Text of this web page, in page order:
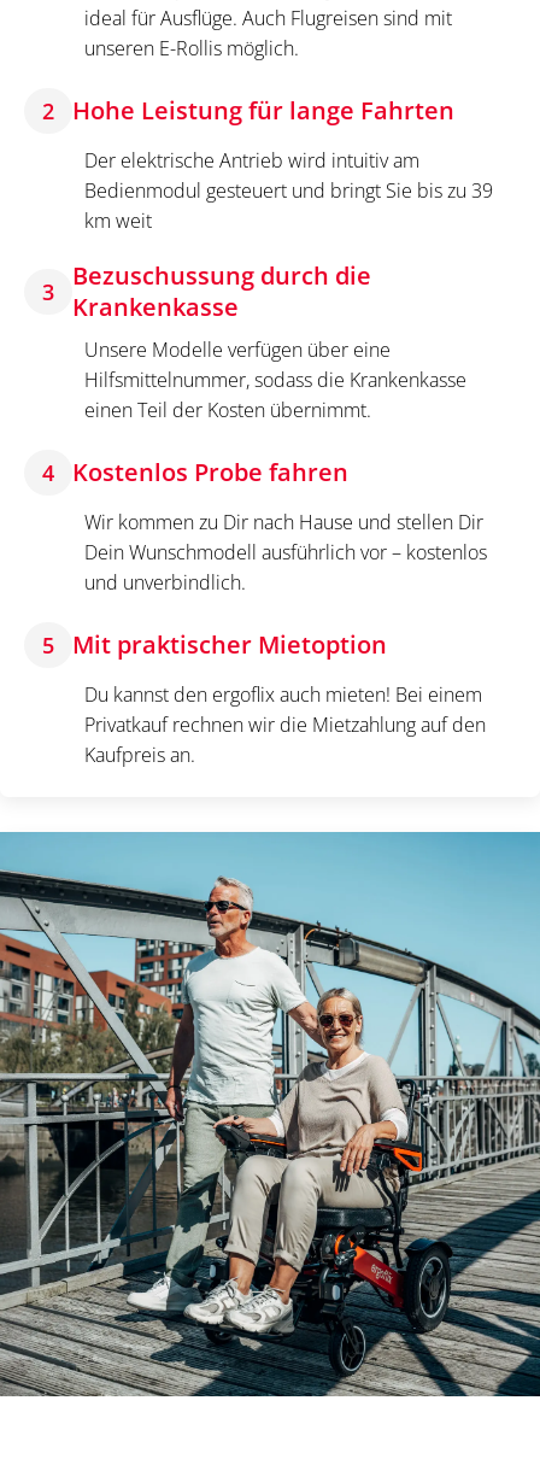
ideal für Ausflüge. Auch Flugreisen sind mit
unseren E-Rollis möglich.
2 Hohe Leistung für lange Fahrten
Der elektrische Antrieb wird intuitiv am
Bedienmodul gesteuert und bringt Sie bis zu 39
km weit
3
Bezuschussung durch die
Krankenkasse
Unsere Modelle verfügen über eine
Hilfsmittelnummer, sodass die Krankenkasse
einen Teil der Kosten übernimmt.
4 Kostenlos Probe fahren
Wir kommen zu Dir nach Hause und stellen Dir
Dein Wunschmodell ausführlich vor – kostenlos
und unverbindlich.
5 Mit praktischer Mietoption
Du kannst den ergoflix auch mieten! Bei einem
Privatkauf rechnen wir die Mietzahlung auf den
Kaufpreis an.